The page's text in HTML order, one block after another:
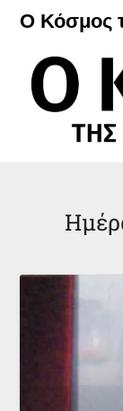
Μετάβαση
περιεχόμενο
Ο Κόσμος